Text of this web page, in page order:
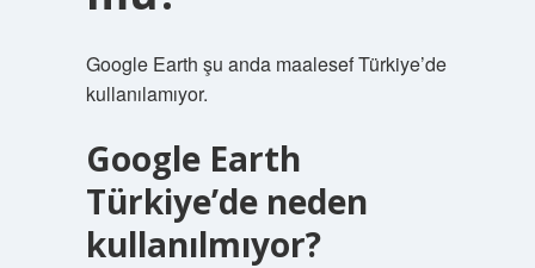
Google Earth şu anda maalesef Türkiye’de
kullanılamıyor.
Google Earth
Türkiye’de neden
kullanılmıyor?